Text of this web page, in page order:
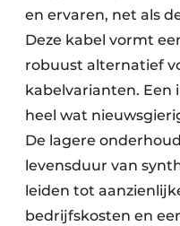
en ervaren, net als
Deze kabel vormt
robuust alternatief
kabelvarianten. Een
heel wat
De lagere
levensduur van
leiden tot
bedrijfskosten en